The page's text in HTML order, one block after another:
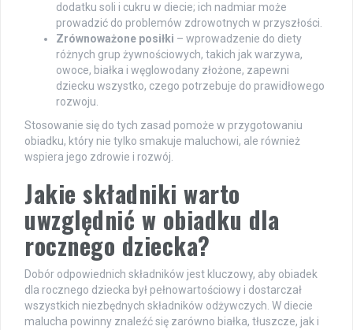
dodatku soli i cukru w diecie; ich nadmiar może
prowadzić do problemów zdrowotnych w przyszłości.
Zrównoważone posiłki – wprowadzenie do diety
różnych grup żywnościowych, takich jak warzywa,
owoce, białka i węglowodany złożone, zapewni
dziecku wszystko, czego potrzebuje do prawidłowego
rozwoju.
Stosowanie się do tych zasad pomoże w przygotowaniu
obiadku, który nie tylko smakuje maluchowi, ale również
wspiera jego zdrowie i rozwój.
Jakie składniki warto
uwzględnić w obiadku dla
rocznego dziecka?
Dobór odpowiednich składników jest kluczowy, aby obiadek
dla rocznego dziecka był pełnowartościowy i dostarczał
wszystkich niezbędnych składników odżywczych. W diecie
malucha powinny znaleźć się zarówno białka, tłuszcze, jak i